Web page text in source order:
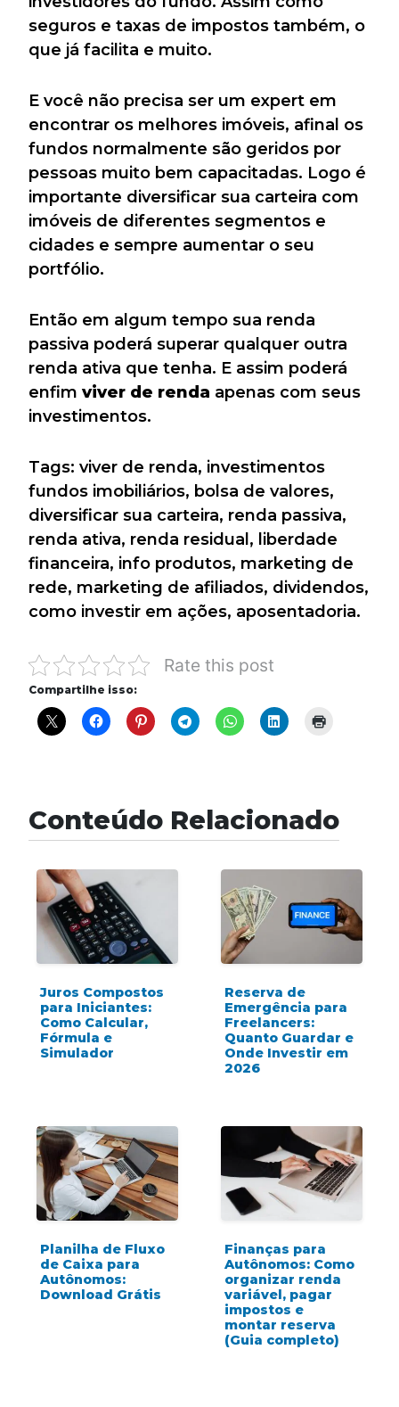
seguros e taxas de impostos também, o
que já facilita e muito.
E você não precisa ser um expert em
encontrar os melhores imóveis, afinal os
fundos normalmente são geridos por
pessoas muito bem capacitadas. Logo é
importante diversificar sua carteira com
imóveis de diferentes segmentos e
cidades e sempre aumentar o seu
portfólio.
Então em algum tempo sua renda
passiva poderá superar qualquer outra
renda ativa que tenha. E assim poderá
enfim viver de renda apenas com seus
investimentos.
Tags: viver de renda, investimentos
fundos imobiliários, bolsa de valores,
diversificar sua carteira, renda passiva,
renda ativa, renda residual, liberdade
financeira, info produtos, marketing de
rede, marketing de afiliados, dividendos,
como investir em ações, aposentadoria.
Rate this post
Compartilhe isso:
Conteúdo Relacionado
Juros Compostos
para Iniciantes:
Como Calcular,
Fórmula e
Simulador
Reserva de
Emergência para
Freelancers:
Quanto Guardar e
Onde Investir em
2026
Planilha de Fluxo
de Caixa para
Autônomos:
Download Grátis
Finanças para
Autônomos: Como
organizar renda
variável, pagar
impostos e
montar reserva
(Guia completo)